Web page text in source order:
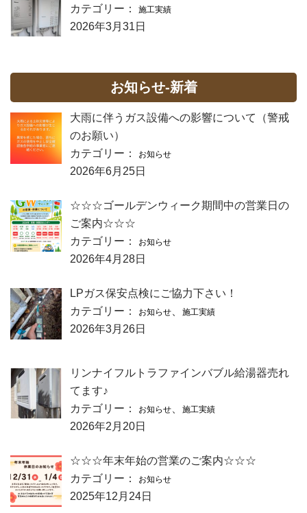
カテゴリー：
施工実績
2026年3月31日
お知らせ-新着
大雨に伴うガス設備への影響について（警戒
のお願い）
カテゴリー：
お知らせ
2026年6月25日
☆☆☆ゴールデンウィーク期間中の営業日の
ご案内☆☆☆
カテゴリー：
お知らせ
2026年4月28日
LPガス保安点検にご協力下さい！
カテゴリー：
お知らせ 施工実績
2026年3月26日
リンナイフルトラファインバブル給湯器売れ
てます♪
カテゴリー：
お知らせ 施工実績
2026年2月20日
☆☆☆年末年始の営業のご案内☆☆☆
カテゴリー：
お知らせ
2025年12月24日